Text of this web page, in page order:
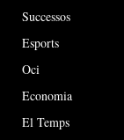
Successos
Esports
Oci
Economia
El Temps